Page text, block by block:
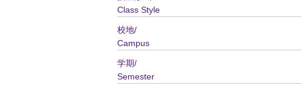
Class Style
校地/
Campus
学期/
Semester